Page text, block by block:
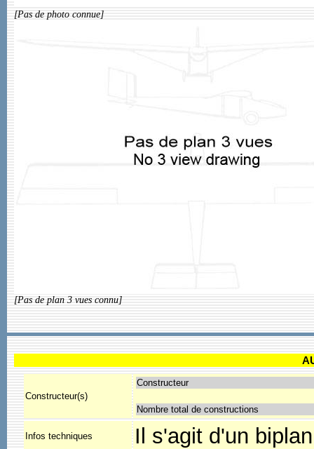
[Pas de photo connue]
[Pas de plan 3 vues connu]
Constructeur(s)
Constructeur
Nombre total de constructions
Infos techniques Il s'agit d'un